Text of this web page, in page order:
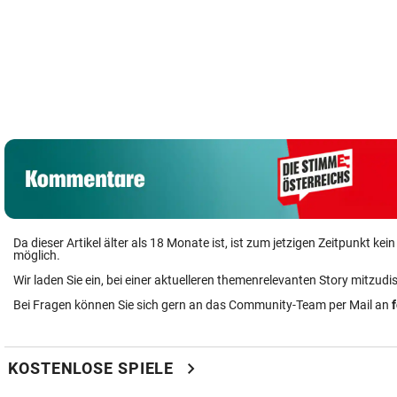
Da dieser Artikel älter als 18 Monate ist, ist zum jetzigen Zeitpunkt
möglich.
Wir laden Sie ein, bei einer aktuelleren themenrelevanten Story
Bei Fragen können Sie sich gern an das Community-Team per Mail an
KOSTENLOSE SPIELE chevron_right